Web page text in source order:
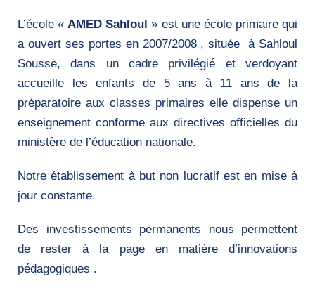
L’école «AMED Sahloul » est une école primaire qui
a ouvert ses portes en 2007/2008 , située à Sahloul
Sousse, dans un cadre privilégié et verdoyant
accueille les enfants de 5 ans à 11 ans de la
préparatoire aux classes primaires elle dispense un
enseignement conforme aux directives officielles du
ministère de l’éducation nationale.
Notre établissement à but non lucratif est en mise à
jour constante.
Des investissements permanents nous permettent
de rester à la page en matière d’innovations
pédagogiques .